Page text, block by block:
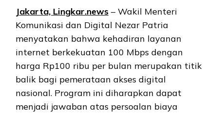
Jakarta, Lingkar.news – Wakil Menteri
Komunikasi dan Digital Nezar Patria
menyatakan bahwa kehadiran layanan
internet berkekuatan 100 Mbps dengan
harga Rp100 ribu per bulan merupakan titik
balik bagi pemerataan akses digital
nasional. Program ini diharapkan dapat
menjadi jawaban atas persoalan biaya